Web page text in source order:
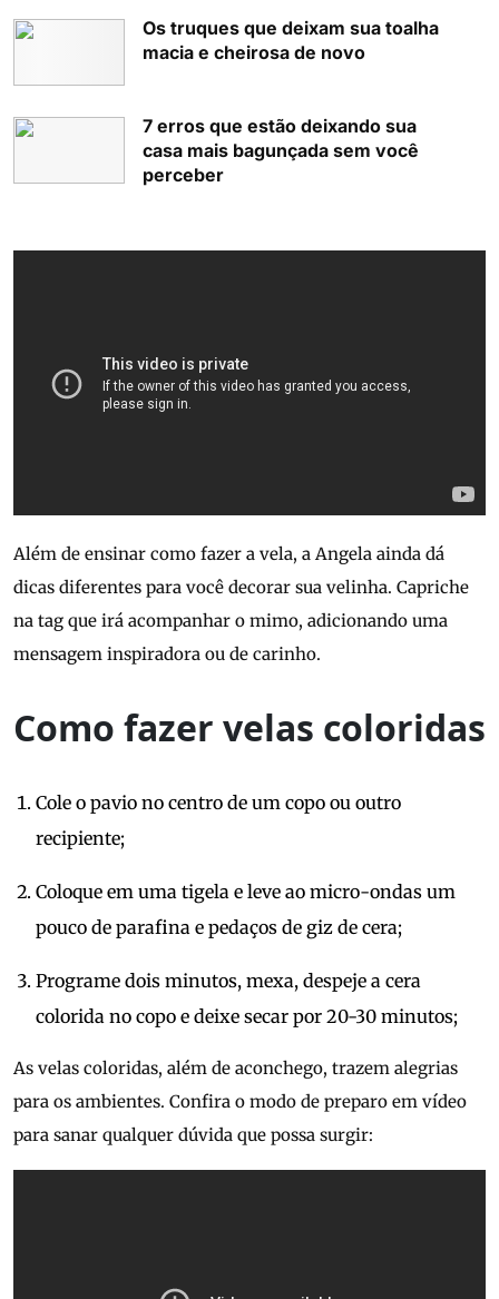
Os truques que deixam sua toalha
macia e cheirosa de novo
7 erros que estão deixando sua
casa mais bagunçada sem você
perceber
Além de ensinar como fazer a vela, a Angela ainda dá
dicas diferentes para você decorar sua velinha. Capriche
na tag que irá acompanhar o mimo, adicionando uma
mensagem inspiradora ou de carinho.
Como fazer velas coloridas
Cole o pavio no centro de um copo ou outro
recipiente;
Coloque em uma tigela e leve ao micro-ondas um
pouco de parafina e pedaços de giz de cera;
Programe dois minutos, mexa, despeje a cera
colorida no copo e deixe secar por 20-30 minutos;
As velas coloridas, além de aconchego, trazem alegrias
para os ambientes. Confira o modo de preparo em vídeo
para sanar qualquer dúvida que possa surgir: